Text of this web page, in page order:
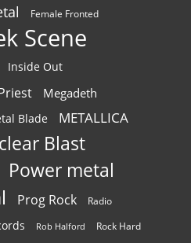
Female Fronted
Scene
Inside Out
Megadeth
Blade METALLICA
Blast
Power metal
Prog Rock Radio
Rob Halford Rock Hard